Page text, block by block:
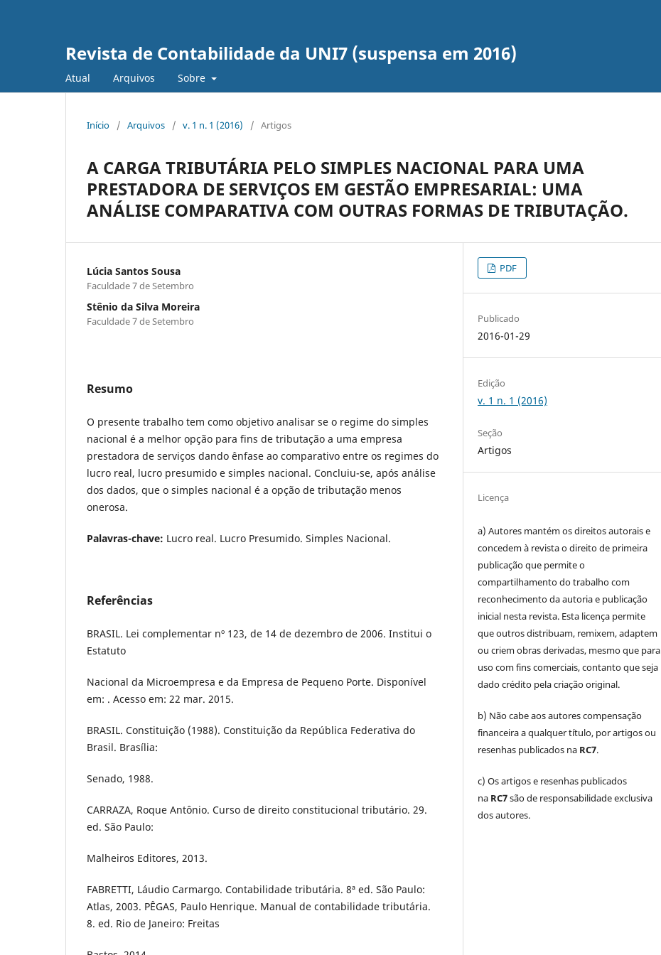
Revista de Contabilidade da UNI7 (suspensa em 2016)
Atual Arquivos Sobre
Início / Arquivos / v. 1 n. 1 (2016) / Artigos
A CARGA TRIBUTÁRIA PELO SIMPLES NACIONAL PARA UMA
PRESTADORA DE SERVIÇOS EM GESTÃO EMPRESARIAL: UMA
ANÁLISE COMPARATIVA COM OUTRAS FORMAS DE TRIBUTAÇÃO.
Lúcia Santos Sousa
Faculdade 7 de Setembro
Stênio da Silva Moreira
Faculdade 7 de Setembro
Resumo
O presente trabalho tem como objetivo analisar se o regime do simples
nacional é a melhor opção para fins de tributação a uma empresa
prestadora de serviços dando ênfase ao comparativo entre os regimes do
lucro real, lucro presumido e simples nacional. Concluiu-se, após análise
dos dados, que o simples nacional é a opção de tributação menos
onerosa.
Palavras-chave: Lucro real. Lucro Presumido. Simples Nacional.
Referências
BRASIL. Lei complementar nº 123, de 14 de dezembro de 2006. Institui o
Estatuto
Nacional da Microempresa e da Empresa de Pequeno Porte. Disponível
em: . Acesso em: 22 mar. 2015.
BRASIL. Constituição (1988). Constituição da República Federativa do
Brasil. Brasília:
Senado, 1988.
CARRAZA, Roque Antônio. Curso de direito constitucional tributário. 29.
ed. São Paulo:
Malheiros Editores, 2013.
FABRETTI, Láudio Carmargo. Contabilidade tributária. 8ª ed. São Paulo:
Atlas, 2003. PÊGAS, Paulo Henrique. Manual de contabilidade tributária.
8. ed. Rio de Janeiro: Freitas
PDF
Publicado
2016-01-29
Edição
v. 1 n. 1 (2016)
Seção
Artigos
Licença
a) Autores mantém os direitos autorais e
concedem à revista o direito de primeira
publicação que permite o
compartilhamento do trabalho com
reconhecimento da autoria e publicação
inicial nesta revista. Esta licença permite
que outros distribuam, remixem, adaptem
ou criem obras derivadas, mesmo que para
uso com fins comerciais, contanto que seja
dado crédito pela criação original.
b) Não cabe aos autores compensação
financeira a qualquer título, por artigos ou
resenhas publicados na RC7.
c) Os artigos e resenhas publicados
na RC7são de responsabilidade exclusiva
dos autores.